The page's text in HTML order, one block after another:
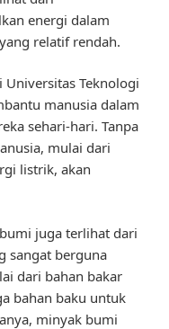
energi dalam
relatif rendah.
Teknologi
manusia dalam
sehari-hari. Tanpa
mulai dari
listrik, akan
juga terlihat dari
sangat berguna
dari bahan bakar
bahan baku untuk
minyak bumi